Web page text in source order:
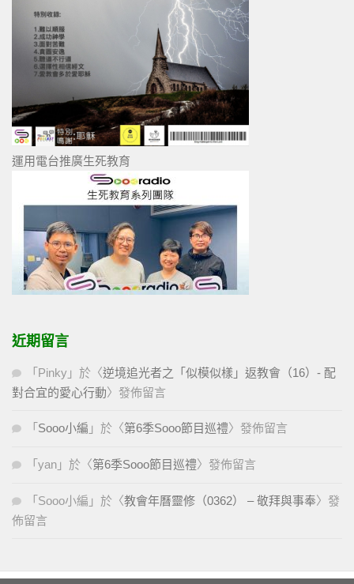
運用電台推廣生死教育
近期留言
「 Pinky 」於〈逆境追光者之「似模似樣」返教會（16）- 配
對合宜的愛心行動〉發佈留言
「 Sooo小編 」於〈第6季Sooo節目巡禮〉發佈留言
「 yan 」於〈第6季Sooo節目巡禮〉發佈留言
「 Sooo小編 」於〈教會年曆靈修（0362） – 敬拜與事奉〉發
佈留言